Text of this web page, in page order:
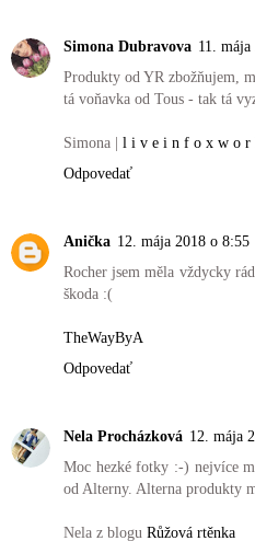
Simona Dubravova 11.
Produkty od YR zbožňujem,
tá voňavka od Tous - tak tá
Simona | l i v e i n f o x w o r
Odpovedať
Anička 12. mája 2018 o 8:55
Rocher jsem měla vždycky
škoda :(
TheWayByA
Odpovedať
Nela Procházková 12. mája
Moc hezké fotky :-) nejvíce
od Alterny. Alterna produkty
Nela z blogu Růžová rtěnka